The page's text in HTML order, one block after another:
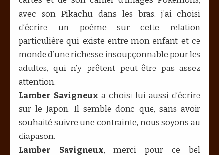
avec son Pikachu dans les bras, j’ai choisi
d’écrire un poème sur cette relation
particulière qui existe entre mon enfant et ce
monde d’une richesse insoupçonnable pour les
adultes, qui n’y prêtent peut-être pas assez
attention.
Lamber Savigneux a choisi lui aussi d’écrire
sur le Japon. Il semble donc que, sans avoir
souhaité suivre une contrainte, nous soyons au
diapason.
Lamber Savigneux, merci pour ce bel